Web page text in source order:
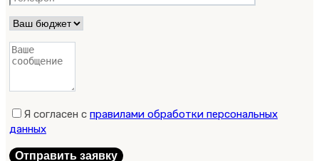
Я согласен с правилами обработки персональных
данных